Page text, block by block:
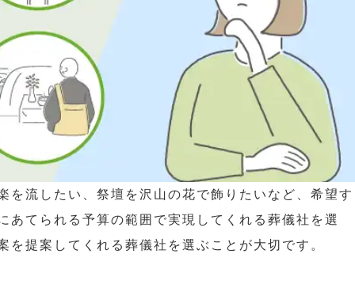
を流したい、祭壇を沢山の花で飾りたいなど、希望す
あてられる予算の範囲で実現してくれる葬儀社を選
を提案してくれる葬儀社を選ぶことが大切です。